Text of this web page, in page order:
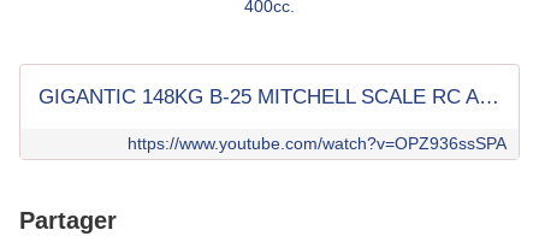
GIGANTIC 148KG B-25 MITCHELL SCALE RC APACHE PRINCESS WITH 2x 400 CC MOKI RADIAL MOTORS
https://www.youtube.com/watch?v=OPZ936ssSPA
Partager